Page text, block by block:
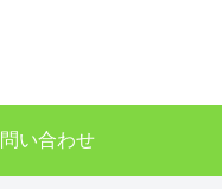
問い合わせ